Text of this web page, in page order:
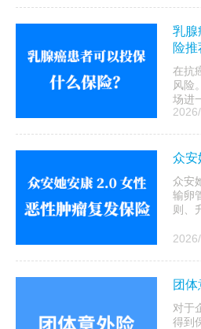
乳腺
险推
在抗
风险
场进
众安
众安
输卵
则、
团
对于
得到